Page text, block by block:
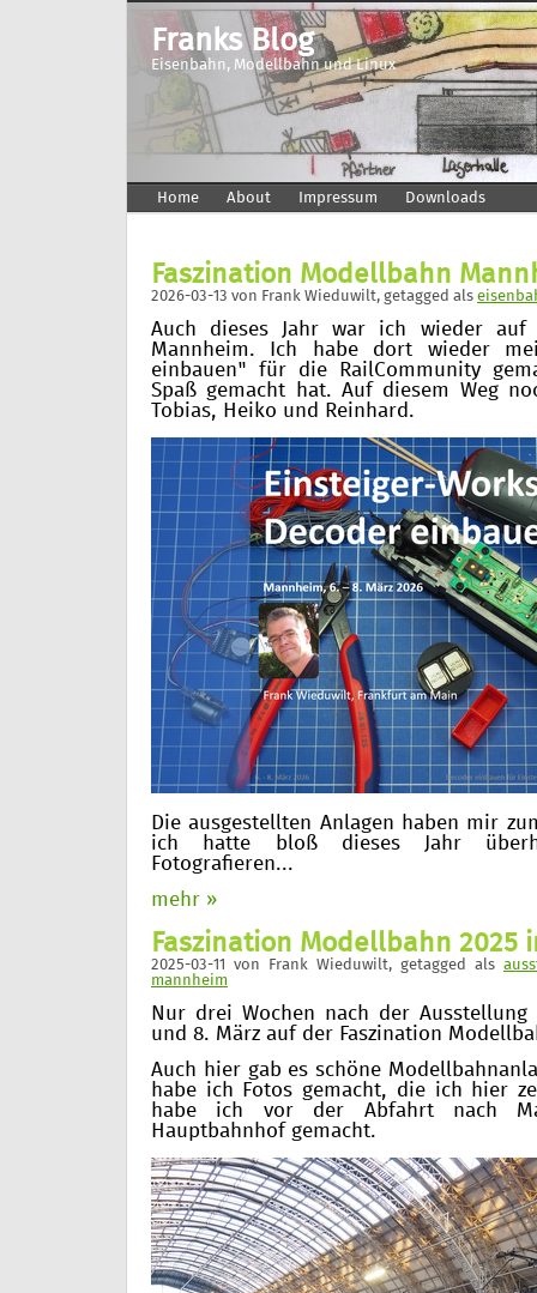
Franks Blog
Eisenbahn, Modellbahn und Linux
Home About Impressum Downloads
Faszination Modellbahn
2026-03-13 von Frank Wieduwilt, getagged als
Auch dieses Jahr war ich wieder auf
Mannheim. Ich habe dort wieder
einbauen" für die RailCommunity
Spaß gemacht hat. Auf diesem Weg
Tobias, Heiko und Reinhard.
Die ausgestellten Anlagen haben mir
ich hatte bloß dieses Jahr
Fotografieren...
mehr »
Faszination Modellbahn 2025
2025-03-11 von Frank Wieduwilt, getagged als
mannheim
Nur drei Wochen nach der
und 8. März auf der Faszination
Auch hier gab es schöne
habe ich Fotos gemacht, die ich hier
habe ich vor der Abfahrt nach
Hauptbahnhof gemacht.